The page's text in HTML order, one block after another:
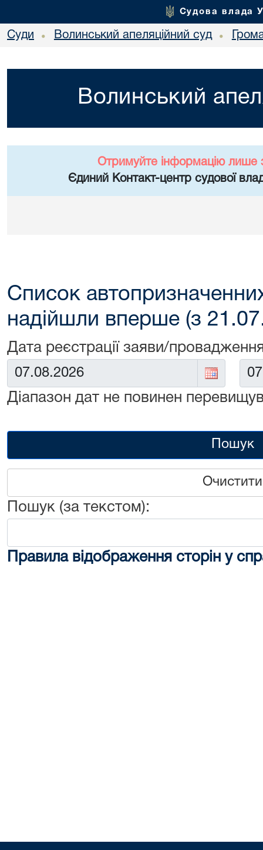
Судова влада
Суди • Волинський апеляційний суд •
Волинський
Отримуйте інформацію лише
Єдиний Контакт-центр судової
Список
надійшли вперше (з
Дата реєстрації заяви/
Від: До:
Діапазон дат не повинен
Пошук
Очистити
Пошук (за текстом):
Правила відображення сторін у